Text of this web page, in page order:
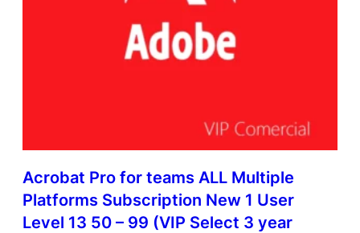
Acrobat Pro for teams ALL Multiple
Platforms Subscription New 1 User
Level 13 50 – 99 (VIP Select 3 year